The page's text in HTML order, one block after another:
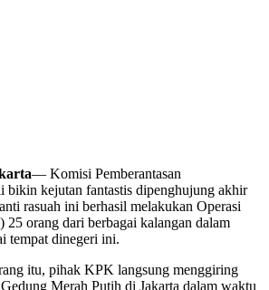
— Komisi Pemberantasan
kejutan fantastis dipenghujung akhir
rasuah ini berhasil melakukan Operasi
25 orang dari berbagai kalangan dalam
tempat dinegeri ini.
itu, pihak KPK langsung menggiring
Merah Putih di Jakarta dalam waktu